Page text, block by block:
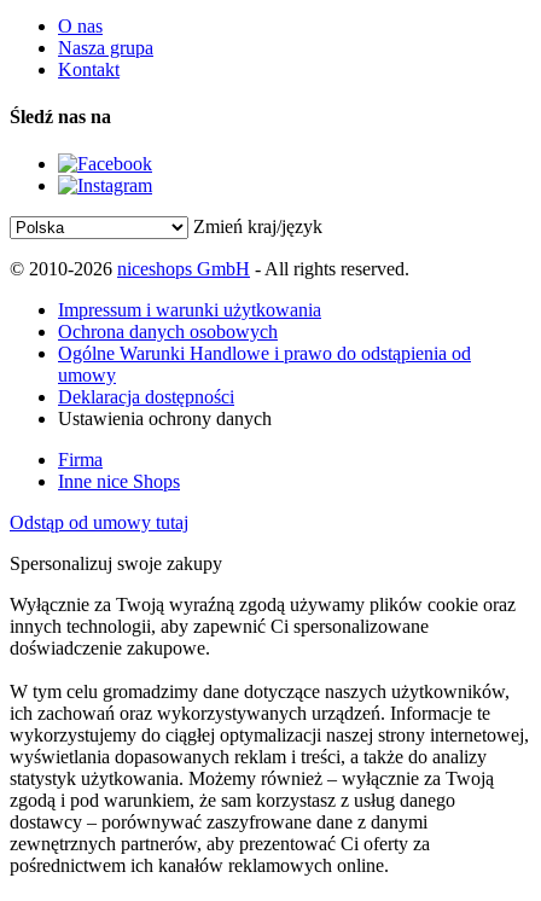
O nas
Nasza grupa
Kontakt
Śledź nas na
Zmień kraj/język
© 2010-2026 niceshops GmbH - All rights reserved.
Impressum i warunki użytkowania
Ochrona danych osobowych
Ogólne Warunki Handlowe i prawo do odstąpienia od
umowy
Deklaracja dostępności
Ustawienia ochrony danych
Firma
Inne nice Shops
Odstąp od umowy tutaj
Spersonalizuj swoje zakupy
Wyłącznie za Twoją wyraźną zgodą używamy plików cookie oraz
innych technologii, aby zapewnić Ci spersonalizowane
doświadczenie zakupowe.
W tym celu gromadzimy dane dotyczące naszych użytkowników,
ich zachowań oraz wykorzystywanych urządzeń. Informacje te
wykorzystujemy do ciągłej optymalizacji naszej strony internetowej,
wyświetlania dopasowanych reklam i treści, a także do analizy
statystyk użytkowania. Możemy również – wyłącznie za Twoją
zgodą i pod warunkiem, że sam korzystasz z usług danego
dostawcy – porównywać zaszyfrowane dane z danymi
zewnętrznych partnerów, aby prezentować Ci oferty za
pośrednictwem ich kanałów reklamowych online.